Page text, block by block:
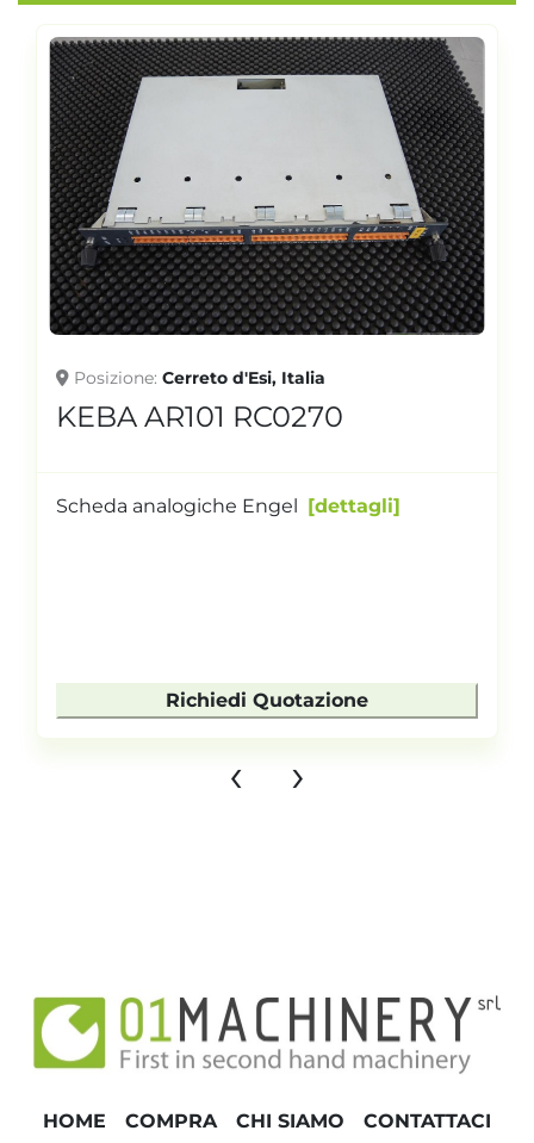
Posizione Cerreto d'Esi, Italia
KEBA AR101 RC0270
Scheda analogiche Engel dettagli
Richiedi Quotazione
‹ ›
HOME COMPRA CHI SIAMO CONTATTACI